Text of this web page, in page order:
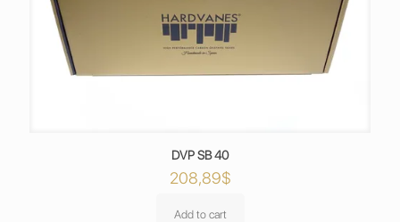
DVP SB 40
208,89$
Add to cart